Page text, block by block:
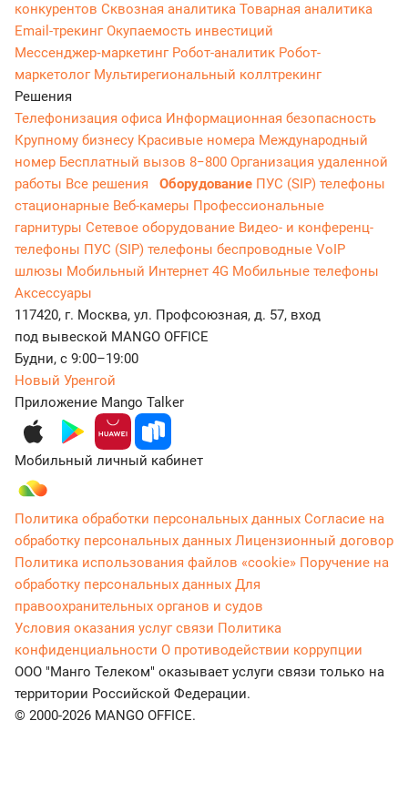
конкурентов Сквозная аналитика Товарная аналитика
Email-трекингОкупаемость инвестиций
Мессенджер‑маркетинг Робот-аналитик Робот-
маркетолог Мультирегиональный коллтрекинг
Решения
Телефонизация офиса Информационная безопасность
Крупному бизнесу Красивые номера Международный
номер Бесплатный вызов 8−800 Организация удаленной
работы Все решения Оборудование ПУС (SIP) телефоны
стационарные Веб-камеры Профессиональные
гарнитуры Сетевое оборудование Видео- и конференц-
телефоны ПУС (SIP) телефоны беспроводные VoIP
шлюзы Мобильный Интернет 4G Мобильные телефоны
Аксессуары
117420, г. Москва, ул. Профсоюзная, д. 57, вход
под вывеской MANGO OFFICE
Будни, с 9:00–19:00
Новый Уренгой
Приложение Mango Talker
Мобильный личный кабинет
Политика обработки персональных данных Согласие на
обработку персональных данных Лицензионный договор
Политика использования файлов «cookie» Поручение на
обработку персональных данных Для
правоохранительных органов и судов
Условия оказания услуг связи Политика
конфиденциальности О противодействии коррупции
ООО "Манго Телеком" оказывает услуги связи только на
территории Российской Федерации.
© 2000-2026 MANGO OFFICE.